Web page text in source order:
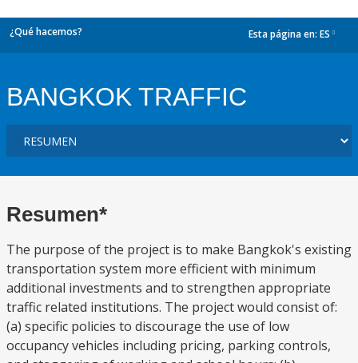
¿Qué hacemos? Esta página en: ES
BANGKOK TRAFFIC
Resumen*
The purpose of the project is to make Bangkok's existing
transportation system more efficient with minimum
additional investments and to strengthen appropriate
traffic related institutions. The project would consist of:
(a) specific policies to discourage the use of low
occupancy vehicles including pricing, parking controls,